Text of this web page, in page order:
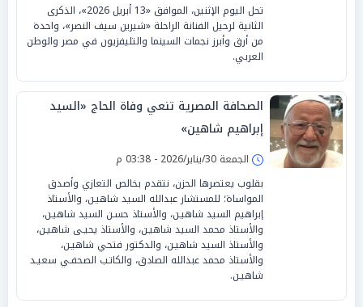
تحل اليوم الإثنين، الموافق «13 أبريل 2026»، الذكرى
الثانية لرحيل الفنانة الراحلة «شيرين سيف النصر»، واحدة
من أرق وأبرز نجمات السينما والتليفزيون في مصر والوطن
العربي.
الصحافة المصرية تنعي وفاة الحاج «السيد
إبراهيم شاهين»
الجمعة 30/يناير/2026 - 03:38 م
بقلوب يعتصرها الحزن، نتقدم بخالص التعازي وأصدق
المواساة؛ للمستشار عبدالله السيد شاهيـن، والأستاذ
إبراهيم السيد شاهيـن، والأستاذ حسـن السيد شاهيـن،
والأستاذ محمد السيد شاهيـن، والأستاذ يحيـى شاهيـن،
والأستاذ السيد شاهيـن، والدكتور فتحي شاهيـن،
والأستاذ محمد عبدالله الصادق، والكاتـب الصحفـي سعيـد
شاهيـن.